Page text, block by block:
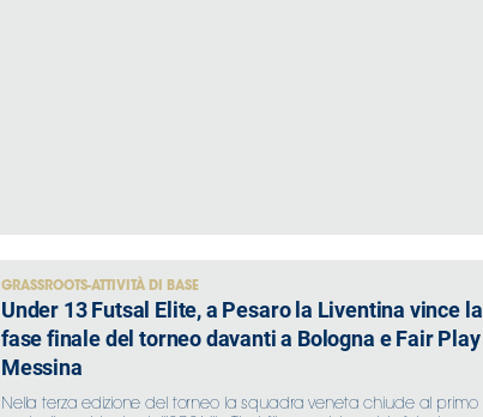
GRASSROOTS-ATTIVITÀ DI BASE
Under 13 Futsal Elite, a Pesaro la Liventina vince la
fase finale del torneo davanti a Bologna e Fair Play
Messina
Nella terza edizione del torneo la squadra veneta chiude al primo